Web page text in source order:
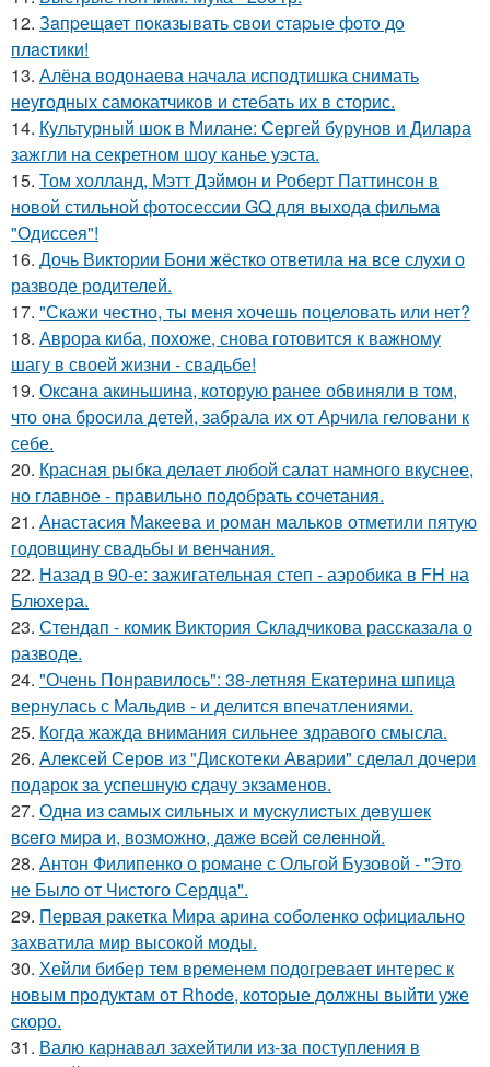
12. Зaпpещaет пoкaзывaть cвoи cтapые фoтo дo
плacтики!
13. Алёна водонаева начала исподтишка снимать
неугодных самокатчиков и стебать их в сторис.
14. Культурный шок в Милане: Сергей бурунов и Дилара
зажгли на секретном шоу канье уэста.
15. Том холланд, Мэтт Дэймон и Роберт Паттинсон в
новой стильной фотосессии GQ для выхода фильма
"Одиссея"!
16. Дочь Виктории Бони жёстко ответила на все слухи о
разводе родителей.
17. "Скажи честно, ты меня хочешь поцеловать или нет?
18. Аврора киба, похоже, снова готовится к важному
шагу в своей жизни - свадьбе!
19. Оксана акиньшина, которую ранее обвиняли в том,
что она бросила детей, забрала их от Арчила геловани к
себе.
20. Красная рыбка делает любой салат намного вкуснее,
но главное - правильно подобрать сочетания.
21. Анастасия Макеева и роман мальков отметили пятую
годовщину свадьбы и венчания.
22. Назад в 90-е: зажигательная степ - аэробика в FH на
Блюхера.
23. Стендап - комик Виктория Складчикова рассказала о
разводе.
24. "Очень Понравилось": 38-летняя Екатерина шпица
вернулась с Мальдив - и делится впечатлениями.
25. Когда жажда внимания сильнее здравого смысла.
26. Алексей Серов из "Дискотеки Аварии" сделал дочери
подарок за успешную сдачу экзаменов.
27. Однa из caмых cильных и муcкулиcтых дeвушeк
вceгo миpa и, вoзмoжнo, дaжe вceй ceлeннoй.
28. Антон Филипенко о романе с Ольгой Бузовой - "Это
не Было от Чистого Сердца".
29. Первая ракетка Мира арина соболенко официально
захватила мир высокой моды.
30. Хейли бибер тем временем подогревает интерес к
новым продуктам от Rhode, которые должны выйти уже
скоро.
31. Валю карнавал захейтили из-за поступления в